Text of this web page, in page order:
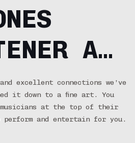
A
EN
excellent connections we’ve
it down to a fine art. You
at the top of their
and entertain for you.